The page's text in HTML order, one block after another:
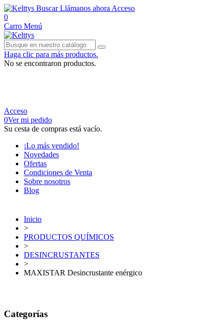
Buscar Llámanos ahora Acceso
0
Carro Menú
Haga clic para más productos.
No se encontraron productos.
Acceso
0Ver mi pedido
Su cesta de compras está vacío.
¡Lo más vendido!
Novedades
Ofertas
Condiciones de Venta
Sobre nosotros
Blog
Inicio
>
PRODUCTOS QUÍMICOS
>
DESINCRUSTANTES
>
MAXISTAR Desincrustante enérgico
Categorías